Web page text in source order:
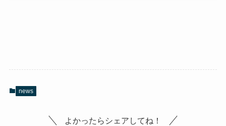
news
よかったらシェアしてね！